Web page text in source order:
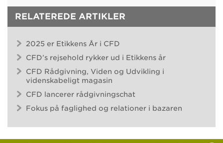
RELATEREDE ARTIKLER
2025 er Etikkens År i CFD
CFD’s rejsehold rykker ud i Etikkens år
CFD Rådgivning, Viden og Udvikling i
videnskabeligt magasin
CFD lancerer rådgivningschat
Fokus på faglighed og relationer i bazaren